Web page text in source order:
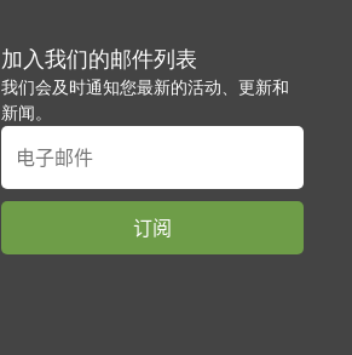
加入我们的邮件列表
我们会及时通知您最新的活动、更新和
新闻。